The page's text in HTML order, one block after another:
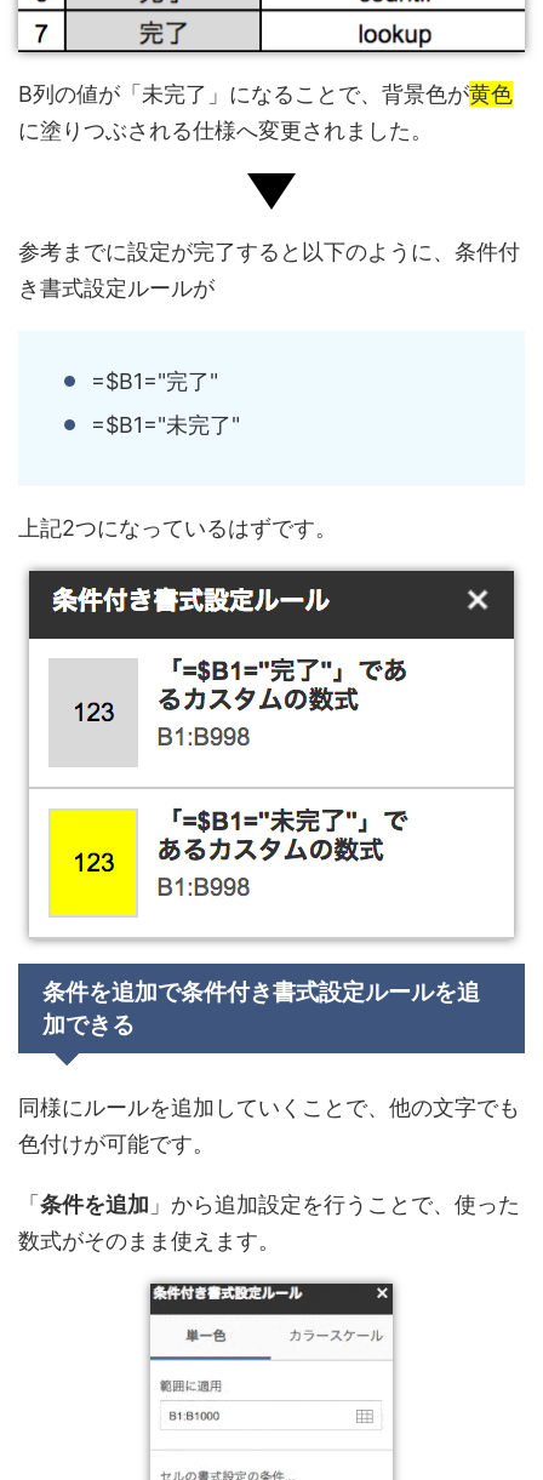
B列の値が「未完了」になることで、背景色が黄色
に塗りつぶされる仕様へ変更されました。
参考までに設定が完了すると以下のように、 条件付
き書式設定ルールが
=$B1="完了"
=$B1="未完了"
上記2つになっているはずです。
条件を追加で条件付き書式設定ルールを追
加できる
同様にルールを追加していくことで、他の文字でも
色付けが可能です。
「 条件を追加 」から追加設定を行うことで、使った
数式がそのまま使えます。